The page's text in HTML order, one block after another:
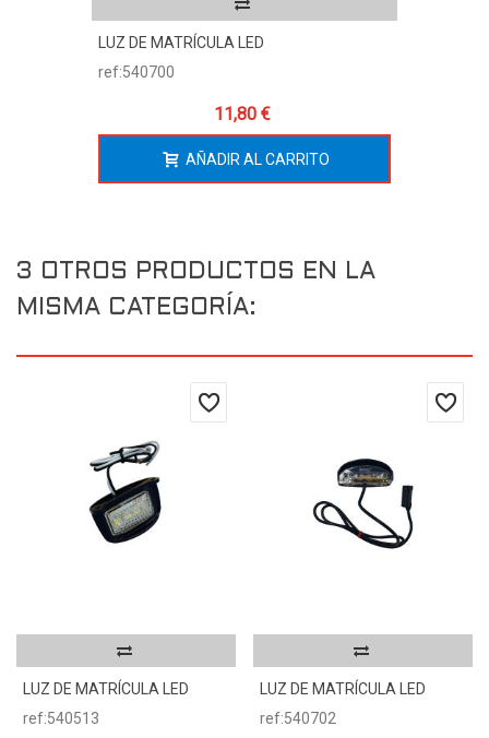
LUZ DE MATRÍCULA LED
ref:540700
11,80 €
AÑADIR AL CARRITO
3 OTROS PRODUCTOS EN LA
MISMA CATEGORÍA:
LUZ DE MATRÍCULA LED
ref:540513
LUZ DE MATRÍCULA LED
ref:540702